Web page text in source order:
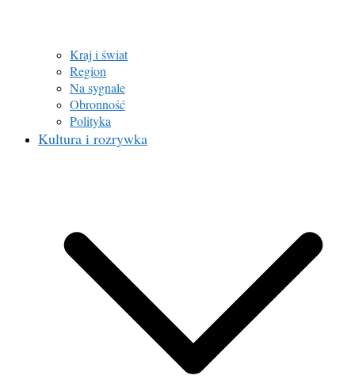
Kraj i świat
Region
Na sygnale
Obronność
Polityka
Kultura i rozrywka